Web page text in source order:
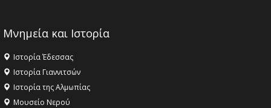
Μνημεία και Ιστορία
Ιστορία Έδεσσας
Ιστορία Γιαννιτσών
Ιστορία της Αλμωπίας
Μουσείο Νερού